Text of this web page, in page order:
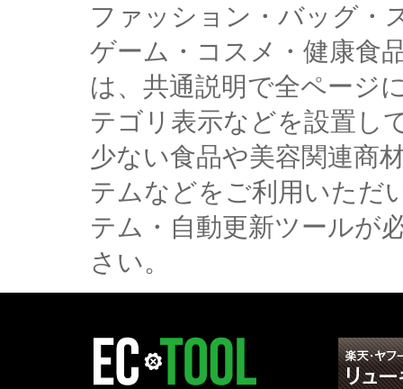
ファッション・バッグ・
ゲーム・コスメ・健康食
は、共通説明で全ページ
テゴリ表示などを設置し
少ない食品や美容関連商
テムなどをご利用いただ
テム・自動更新ツールが
さい。